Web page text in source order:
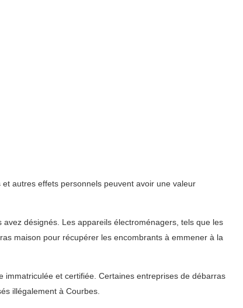
autres effets personnels peuvent avoir une valeur
désignés. Les appareils électroménagers, tels que les
maison pour récupérer les encombrants à emmener à la
immatriculée et certifiée. Certaines entreprises de débarras
illégalement à Courbes.